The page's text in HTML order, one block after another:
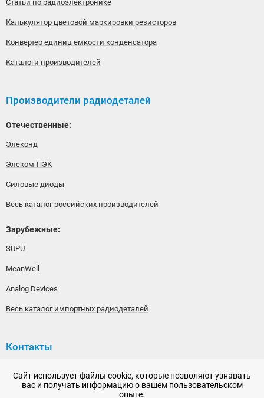
Статьи по радиоэлектронике
Калькулятор цветовой маркировки резисторов
Конвертер единиц емкости конденсатора
Каталоги производителей
Производители радиодеталей
Отечественные:
Элеконд
Элеком-ПЭК
Силовые диоды
Весь каталог российских производителей
Зарубежные:
SUPU
MeanWell
Analog Devices
Весь каталог импортных радиодеталей
Контакты
192148, г. Санкт-Петербург, Железнодорожный проспект,
дом 36
Сайт использует файлы cookie, которые позволяют узнавать
вас и получать информацию о вашем пользовательском
опыте.